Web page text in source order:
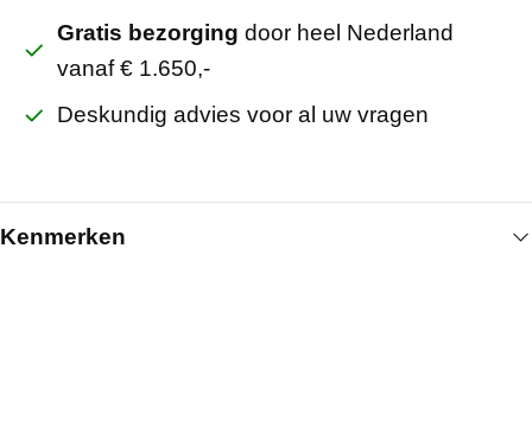
Gratis bezorging door heel Nederland
vanaf € 1.650,-
Deskundig advies voor al uw vragen
Kenmerken